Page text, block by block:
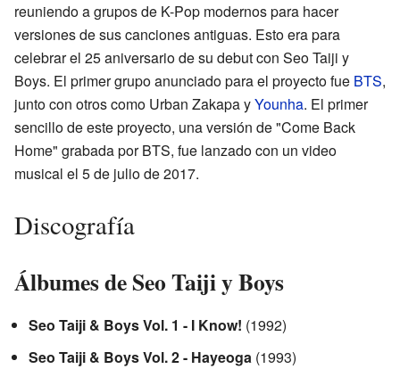
reuniendo a grupos de K-Pop modernos para hacer
versiones de sus canciones antiguas. Esto era para
celebrar el 25 aniversario de su debut con Seo Taiji y
Boys. El primer grupo anunciado para el proyecto fue BTS,
junto con otros como Urban Zakapa yYounha. El primer
sencillo de este proyecto, una versión de "Come Back
Home" grabada por BTS, fue lanzado con un video
musical el 5 de julio de 2017.
Discografía
Álbumes de Seo Taiji y Boys
Seo Taiji & Boys Vol. 1 - I Know! (1992)
Seo Taiji & Boys Vol. 2 - Hayeoga (1993)